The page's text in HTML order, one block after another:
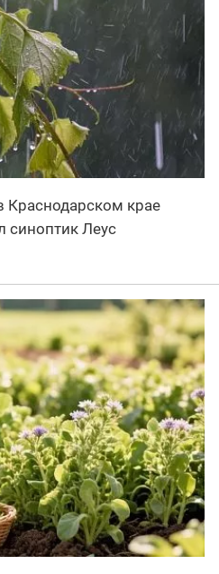
Краснодарском крае
синоптик Леус